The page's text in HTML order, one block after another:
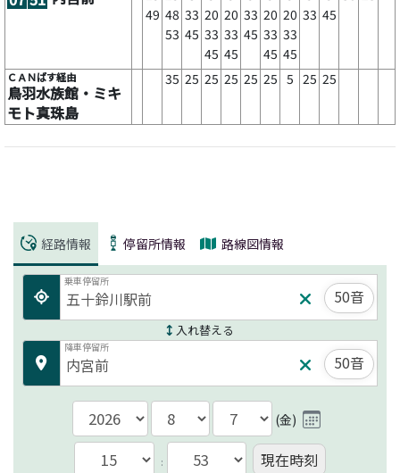
49 48
53
33
45
20
33
45
20
33
45
33
45
20
33
45
20
33
45
33 45
ＣＡＮばす経由
鳥羽水族館・ミキ
モト真珠島
35 25 25 25 25 25 5 25 25
経路情報 停留所情報 路線図情報
乗車停留所
50音
入れ替える
降車停留所
50音
(金)
: 現在時刻